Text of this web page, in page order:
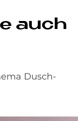
auch
Dusch-